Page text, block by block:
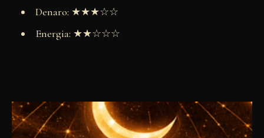
Denaro: ★★★☆☆
Energia: ★★☆☆☆